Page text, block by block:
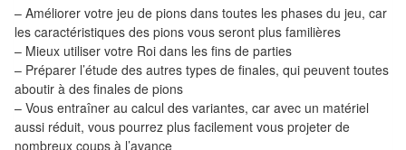
Pour
les
experts
En
solitaire
– Améliorer votre jeu de pions dans toutes les phases du jeu, car
les caractéristiques des pions vous seront plus familières
– Mieux utiliser votre Roi dans les fins de parties
– Préparer l’étude des autres types de finales, qui peuvent toutes
aboutir à des finales de pions
– Vous entraîner au calcul des variantes, car avec un matériel
aussi réduit, vous pourrez plus facilement vous projeter de
nombreux coups à l’avance